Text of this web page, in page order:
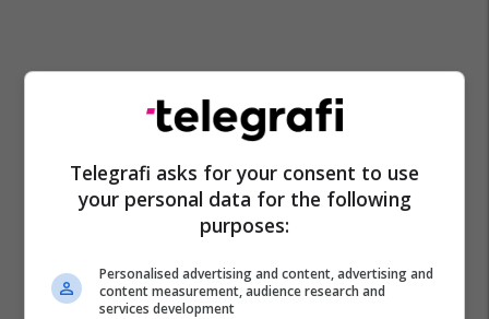
Telegrafi asks for your consent to use
your personal data for the following
purposes:
Personalised advertising and content, advertising and
content measurement, audience research and
services development